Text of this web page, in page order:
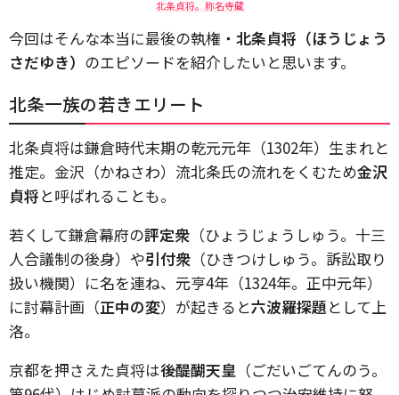
北条貞将。称名寺蔵
今回はそんな本当に最後の執権・ 北条貞将（ほうじょう
さだゆき） のエピソードを紹介したいと思います。
北条一族の若きエリート
北条貞将は鎌倉時代末期の乾元元年（1302年）生まれと
推定。金沢（かねさわ）流北条氏の流れをくむため金沢
貞将と呼ばれることも。
若くして鎌倉幕府の評定衆 （ひょうじょうしゅう。十三
人合議制の後身）や引付衆 （ひきつけしゅう。訴訟取り
扱い機関）に名を連ね、元亨4年（1324年。正中元年）
に討幕計画（正中の変）が起きると六波羅探題として上
洛。
京都を押さえた貞将は後醍醐天皇 （ごだいごてんのう。